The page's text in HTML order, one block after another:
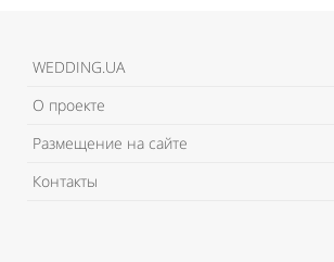
WEDDING.UA
О проекте
Размещение на сайте
Контакты